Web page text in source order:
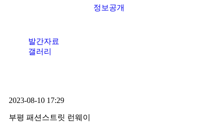
정보공개
발간자료
갤러리
2023-08-10 17:29
부평 패션스트릿 런웨이